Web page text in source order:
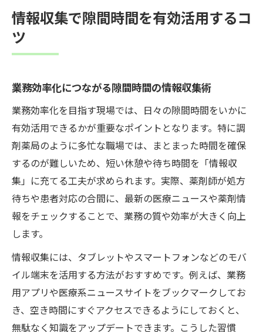
情報収集で隙間時間を有効活用するコ
ツ
業務効率化につながる隙間時間の情報収集術
業務効率化を目指す現場では、日々の隙間時間をいかに
有効活用できるかが重要なポイントとなります。特に調
剤薬局のように多忙な職場では、まとまった時間を確保
するのが難しいため、短い休憩や待ち時間を「情報収
集」に充てる工夫が求められます。実際、薬剤師が処方
待ちや患者対応の合間に、最新の医療ニュースや薬剤情
報をチェックすることで、業務の質や効率が大きく向上
します。
情報収集には、タブレットやスマートフォンなどのモバ
イル端末を活用する方法がおすすめです。例えば、業務
用アプリや医療系ニュースサイトをブックマークしてお
き、空き時間にすぐアクセスできるようにしておくと、
無駄なく知識をアップデートできます。こうした習慣